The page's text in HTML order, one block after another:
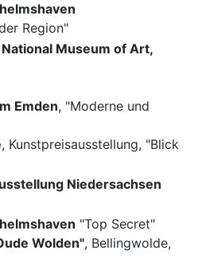
Region"
Museum of Art,
Emden, "Moderne und
, Kunstpreisausstellung, "Blick
Niedersachsen
"Top Secret"
Wolden", Bellingwolde,